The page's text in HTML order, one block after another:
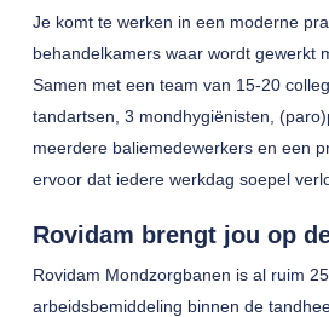
Je komt te werken in een moderne
behandelkamers waar wordt gewerkt
Samen met een team van 15-20
tandartsen, 3 mondhygiënisten,
meerdere baliemedewerkers en een
ervoor dat iedere werkdag soepel
Rovidam brengt jou op
Rovidam Mondzorgbanen is al ruim
arbeidsbemiddeling binnen de